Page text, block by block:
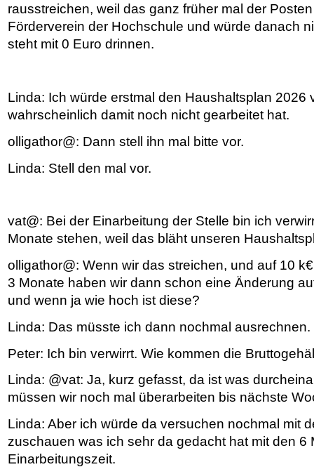
rausstreichen, weil das ganz früher mal der
Förderverein der Hochschule und würde danach
steht mit 0 Euro drinnen.
Linda: Ich würde erstmal den Haushaltsplan 2026
wahrscheinlich damit noch nicht gearbeitet hat.
olligathor@: Dann stell ihn mal bitte vor.
Linda: Stell den mal vor.
vat@: Bei der Einarbeitung der Stelle bin ich
Monate stehen, weil das bläht unseren
olligathor@: Wenn wir das streichen, und auf 10
3 Monate haben wir dann schon eine Änderung
und wenn ja wie hoch ist diese?
Linda: Das müsste ich dann nochmal ausrechnen.
Peter: Ich bin verwirrt. Wie kommen die
Linda: @vat: Ja, kurz gefasst, da ist was
müssen wir noch mal überarbeiten bis nächste
Linda: Aber ich würde da versuchen nochmal mit
zuschauen was ich sehr da gedacht hat mit den 6
Einarbeitungszeit.